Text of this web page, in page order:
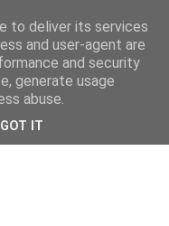
to deliver its services
and user-agent are
and security
generate usage
abuse.
GOT IT